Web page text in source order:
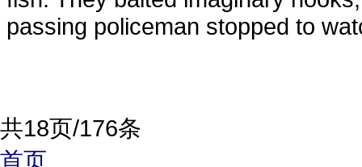
passing policeman stopped to
共18页/176条
首页